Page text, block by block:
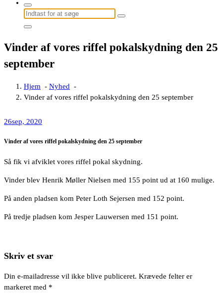
Søg
efter:
Vinder af vores riffel pokalskydning den 25
september
Hjem - Nyhed -
Vinder af vores riffel pokalskydning den 25 september
26sep, 2020
Vinder af vores riffel pokalskydning den 25 september
Så fik vi afviklet vores riffel pokal skydning.
Vinder blev Henrik Møller Nielsen med 155 point ud at 160 mulige.
På anden pladsen kom Peter Loth Sejersen med 152 point.
På tredje pladsen kom Jesper Lauwersen med 151 point.
Skriv et svar
Din e-mailadresse vil ikke blive publiceret. Krævede felter er
markeret med *